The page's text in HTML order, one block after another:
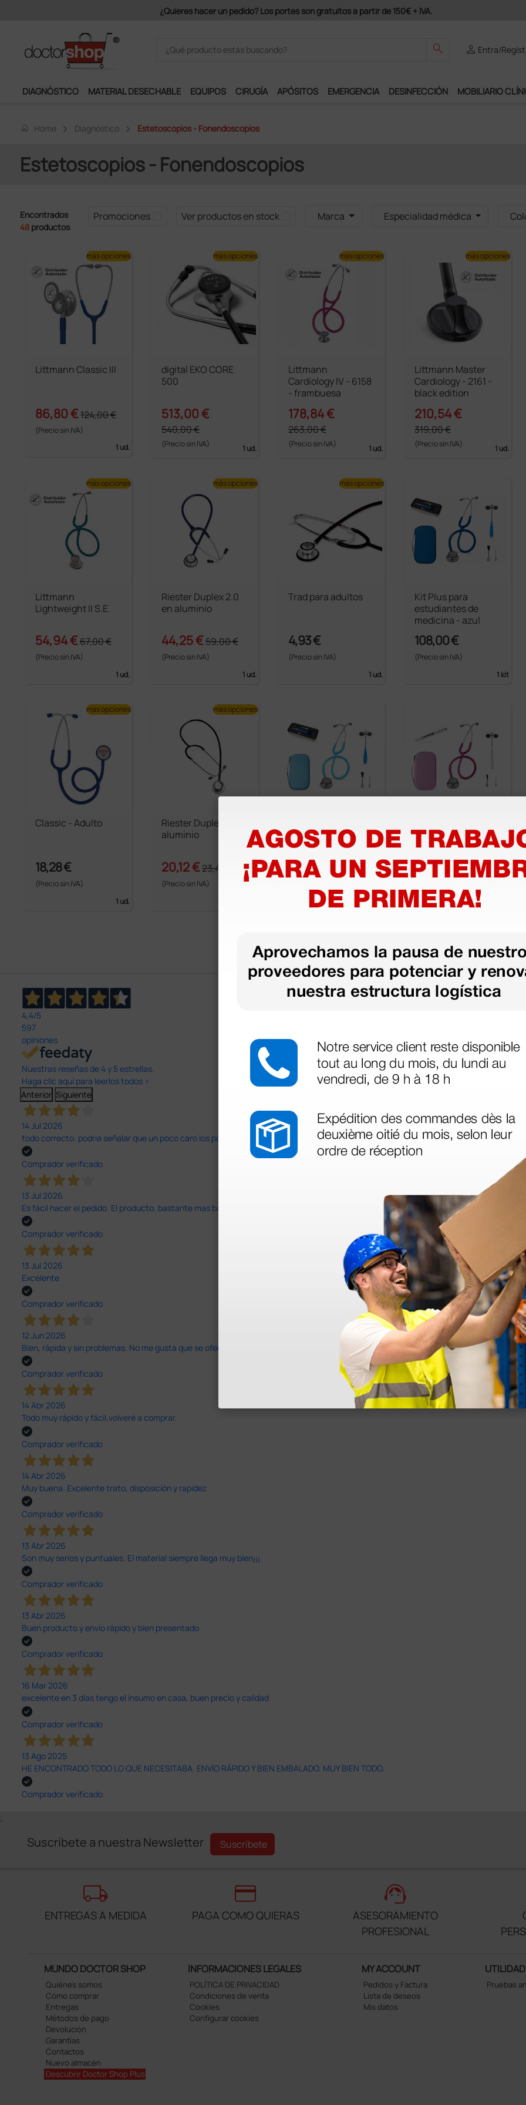
Únete al programa Ds Plus y podrás disfrutar de
search person Entra/
DIAGNÓSTICO MATERIAL DESECHABLE EQUIPOS CIRUGÍA APÓSITOS EMERGENCIA DESINFECCIÓN MOBILIARIO
home Home Diagnóstico Estetoscopios - Fonendoscopios
Estetoscopios - Fonendoscopios
Encontrados
48productos
Promociones Ver productos en stock Marca Especialidad médica
Littmann Classic III
86,80 €124,00 €
(Precio sin IVA)
1 ud.
más opciones
digital EKO CORE
500
513,00 €
540,00 €
(Precio sin IVA) 1 ud.
más opciones
Littmann
Cardiology IV - 6158
- frambuesa
178,84 €
263,00 €
(Precio sin IVA) 1 ud.
más opciones
Littmann Master
Cardiology - 2161 -
black edition
210,54 €
319,00 €
(Precio sin IVA) 1 ud.
más opciones
Littmann
Lightweight II S.E.
54,94 €67,00 €
(Precio sin IVA)
1 ud.
más opciones
Riester Duplex 2.0
en aluminio
44,25 €59,00 €
(Precio sin IVA)
1 ud.
más opciones
Trad para adultos
4,93 €
(Precio sin IVA)
1 ud.
más opciones
Kit Plus para
estudiantes de
medicina - azul
108,00 €
(Precio sin IVA)
1 kit
Classic - Adulto
18,28 €
(Precio sin IVA)
1 ud.
más opciones
Riester Duplex en
aluminio
20,12 €23,40 €
(Precio sin IVA)
más opciones
estudiantes de
medicina -
turquesa
108,00 €
1 kit
estudiantes de
medicina -
frambuesa y silver
118,00 €
4,4/5
597
opiniones
Nuestras reseñas de 4 y 5 estrellas.
Haga clic aquí para leerlos todos >
Anterior Siguiente
14 Jul 2026
todo correcto. podria señalar que un poco caro los portes y el plazo de entrega se alarga.
Comprador verificado
13 Jul 2026
Es fácil hacer el pedido. El producto, bastante mas barato que en otras plataformas de material médico. Pero el envío cuesta más del
Comprador verificado
13 Jul 2026
Excelente
Comprador verificado
12 Jun 2026
Bien, rápida y sin problemas. No me gusta que se oferten productos sin incluir el IVA que luego nos van a cobrar.
Comprador verificado
14 Abr 2026
Todo muy rápido y fácil,volveré a comprar.
Comprador verificado
14 Abr 2026
Muy buena. Excelente trato, disposición y rapidez
Comprador verificado
13 Abr 2026
Son muy serios y puntuales. El material siempre llega muy bien¡¡¡
Comprador verificado
13 Abr 2026
Buen producto y envío rápido y bien presentado
Comprador verificado
16 Mar 2026
excelente en 3 días tengo el insumo en casa, buen precio y calidad
Comprador verificado
13 Ago 2025
HE ENCONTRADO TODO LO QUE NECESITABA. ENVÍO RÁPIDO Y BIEN EMBALADO. MUY BIEN TODO.
Comprador verificado
;
Suscríbete a nuestra Newsletter Suscríbete
local_shipping
ENTREGAS A MEDIDA
credit_card
PAGA COMO QUIERAS
support_agent
ASESORAMIENTO
PROFESIONAL
MUNDO DOCTOR SHOP
Quiénes somos
Cómo comprar
Entregas
Métodos de pago
Devolución
Garantías
Contactos
Nuevo almacén
Descubrir Doctor Shop Plus
INFORMACIONES LEGALES
POLÍTICA DE PRIVACIDAD
Condiciones de venta
Cookies
Configurar cookies
MY ACCOUNT
Pedidos y Factura
Lista de deseos
Mis datos
UTILIDAD
Pruebas